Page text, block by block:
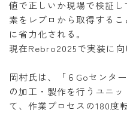
値で正しいか現場で検証
素をレブロから取得する
に省力化される。
現在Rebro2025で実装に向
岡村氏は、「６Goセンタ
の加工・製作を行うユニ
て、作業プロセスの180度